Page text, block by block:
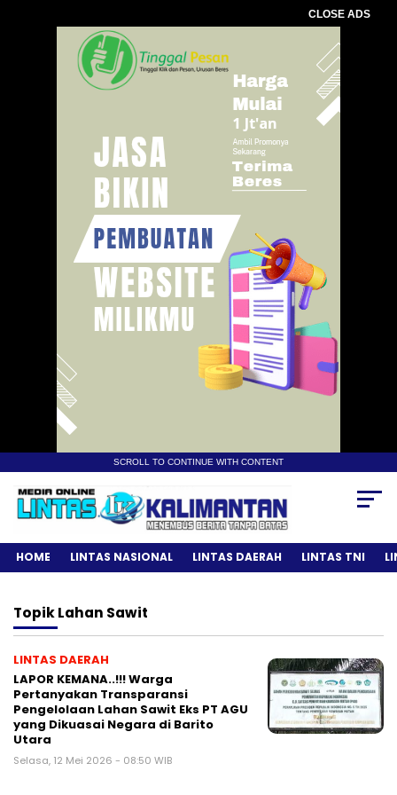
CLOSE ADS
SCROLL TO CONTINUE WITH CONTENT
HOME LINTAS NASIONAL LINTAS DAERAH LINTAS TNI
TopikLahan Sawit
LINTAS DAERAH
LAPOR KEMANA..!!! Warga
Pertanyakan Transparansi
Pengelolaan Lahan Sawit Eks PT AGU
yang Dikuasai Negara di Barito
Utara
Selasa, 12 Mei 2026 - 08:50 WIB